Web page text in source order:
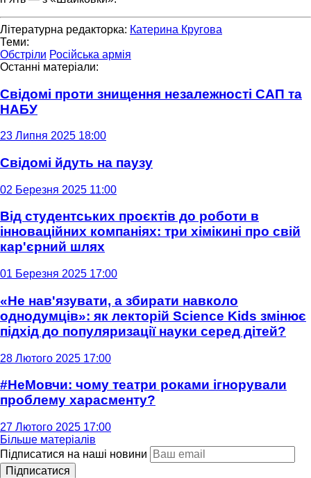
Літературна редакторка: Катерина Кругова
Теми:
Обстріли Російська армія
Останні матеріали:
Свідомі проти знищення незалежності САП та
НАБУ
23 Липня 2025 18:00
Свідомі йдуть на паузу
02 Березня 2025 11:00
Від студентських проєктів до роботи в
інноваційних компаніях: три хімікині про свій
кар'єрний шлях
01 Березня 2025 17:00
«Не нав'язувати, а збирати навколо
однодумців»: як лекторій Science Kids змінює
підхід до популяризації науки серед дітей?
28 Лютого 2025 17:00
#НеМовчи: чому театри роками ігнорували
проблему харасменту?
27 Лютого 2025 17:00
Більше матеріалів
Підписатися на наші новини
Підписатися